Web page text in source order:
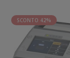
SCONTO 42%